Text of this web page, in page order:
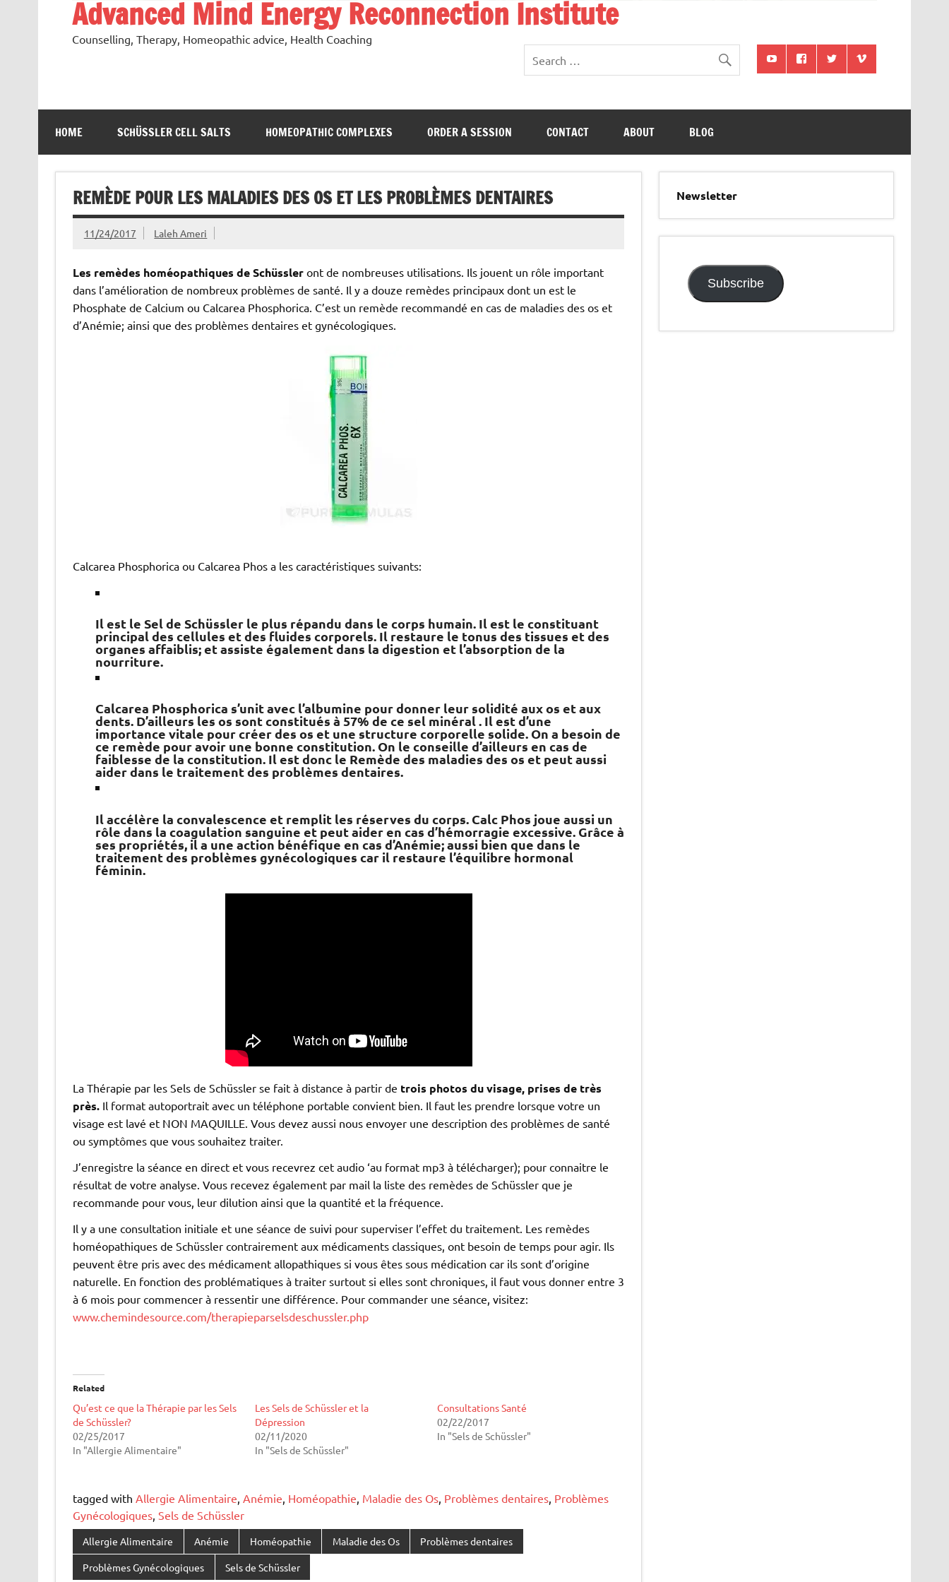
Advanced Mind Energy Reconnection Institute
Counselling, Therapy, Homeopathic advice, Health Coaching
HOME SCHÜSSLER CELL SALTS HOMEOPATHIC COMPLEXES ORDER A SESSION CONTACT ABOUT BLOG
REMÈDE POUR LES MALADIES DES OS ET LES PROBLÈMES DENTAIRES
11/24/2017 Laleh Ameri
Les remèdes homéopathiques de Schüssleront de nombreuses utilisations. Ils jouent un rôle important
dans l’amélioration de nombreux problèmes de santé. Il y a douze remèdes principaux dont un est le
Phosphate de Calcium ou Calcarea Phosphorica. C’est un remède recommandé en cas de maladies des os et
d’Anémie; ainsi que des problèmes dentaires et gynécologiques.
Calcarea Phosphorica ou Calcarea Phos a les caractéristiques suivants:
Il est le Sel de Schüssler le plus répandu dans le corps humain. Il est le constituant
principal des cellules et des fluides corporels. Il restaure le tonus des tissues et des
organes affaiblis; et assiste également dans la digestion et l’absorption de la
nourriture.
Calcarea Phosphorica s’unit avec l’albumine pour donner leur solidité aux os et aux
dents. D’ailleurs les os sont constitués à 57% de ce sel minéral . Il est d’une
importance vitale pour créer des os et une structure corporelle solide. On a besoin de
ce remède pour avoir une bonne constitution. On le conseille d’ailleurs en cas de
faiblesse de la constitution. Il est donc le Remède des maladies des os et peut aussi
aider dans le traitement des problèmes dentaires.
Il accélère la convalescence et remplit les réserves du corps. Calc Phos joue aussi un
rôle dans la coagulation sanguine et peut aider en cas d’hémorragie excessive. Grâce à
ses propriétés, il a une action bénéfique en cas d’Anémie; aussi bien que dans le
traitement des problèmes gynécologiques car il restaure l’équilibre hormonal
féminin.
La Thérapie par les Sels de Schüssler se fait à distance à partir de trois photos du visage, prises de très
près.Il format autoportrait avec un téléphone portable convient bien. Il faut les prendre lorsque votre un
visage est lavé et NON MAQUILLE. Vous devez aussi nous envoyer une description des problèmes de santé
ou symptômes que vous souhaitez traiter.
J’enregistre la séance en direct et vous recevrez cet audio ‘au format mp3 à télécharger); pour connaitre le
résultat de votre analyse. Vous recevez également par mail la liste des remèdes de Schüssler que je
recommande pour vous, leur dilution ainsi que la quantité et la fréquence.
Il y a une consultation initiale et une séance de suivi pour superviser l’effet du traitement. Les remèdes
homéopathiques de Schüssler contrairement aux médicaments classiques, ont besoin de temps pour agir. Ils
peuvent être pris avec des médicament allopathiques si vous êtes sous médication car ils sont d’origine
naturelle. En fonction des problématiques à traiter surtout si elles sont chroniques, il faut vous donner entre 3
à 6 mois pour commencer à ressentir une différence. Pour commander une séance, visitez:
www.chemindesource.com/therapieparselsdeschussler.php
Related
Qu’est ce que la Thérapie par les Sels
de Schüssler?
02/25/2017
In "Allergie Alimentaire"
Les Sels de Schüssler et la
Dépression
02/11/2020
In "Sels de Schüssler"
Consultations Santé
02/22/2017
In "Sels de Schüssler"
tagged with Allergie Alimentaire Anémie Homéopathie Maladie des Os, Problèmes dentaires, Problèmes
Gynécologiques, Sels de Schüssler
Allergie Alimentaire Anémie Homéopathie Maladie des Os Problèmes dentaires
Problèmes Gynécologiques Sels de Schüssler
Newsletter
Subscribe